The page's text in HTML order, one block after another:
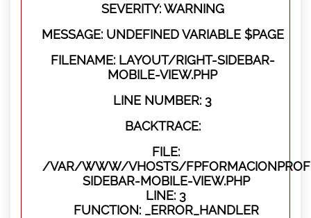
SEVERITY: WARNING
MESSAGE: UNDEFINED VARIABLE $PAGE
FILENAME: LAYOUT/RIGHT-SIDEBAR-
MOBILE-VIEW.PHP
LINE NUMBER: 3
BACKTRACE:
FILE:
/VAR/WWW/VHOSTS/
SIDEBAR-MOBILE-VIEW.PHP
LINE: 3
FUNCTION: _ERROR_HANDLER